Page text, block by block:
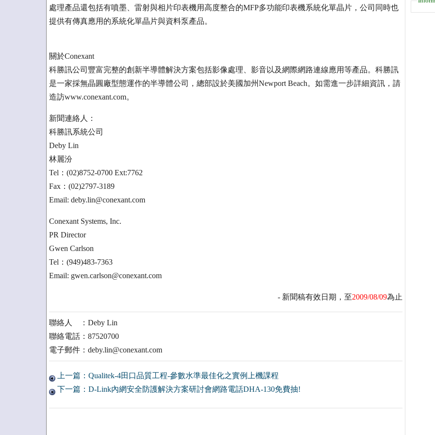
處理產品還包括有噴墨、雷射與相片印表機用高度整合的MFP多功能印表機系統化單晶片，公司同時也
提供有傳真應用的系統化單晶片與資料泵產品。
關於Conexant
科勝訊公司豐富完整的創新半導體解決方案包括影像處理、影音以及網際網路連線應用等產品。科勝訊
是一家採無晶圓廠型態運作的半導體公司，總部設於美國加州Newport Beach。如需進一步詳細資訊，請
造訪www.conexant.com。
新聞連絡人：
科勝訊系統公司
Deby Lin
林麗汾
Tel：(02)8752-0700 Ext:7762
Fax：(02)2797-3189
Email: deby.lin@conexant.com
Conexant Systems, Inc.
PR Director
Gwen Carlson
Tel：(949)483-7363
Email: gwen.carlson@conexant.com
- 新聞稿有效日期，至2009/08/09為止
聯絡人 ：Deby Lin
聯絡電話：87520700
電子郵件：deby.lin@conexant.com
上一篇：Qualitek-4田口品質工程-參數水準最佳化之實例上機課程
下一篇：D-Link內網安全防護解決方案研討會網路電話DHA-130免費抽!